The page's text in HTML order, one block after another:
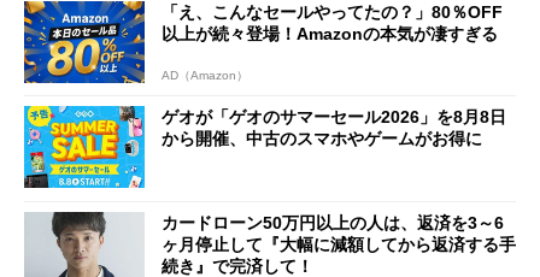
「え、こんなセールやってたの？」80％OFF
以上が続々登場！Amazonの本気が凄すぎる
AD（Amazon）
ゲオが「ゲオのサマーセール2026」を8月8日
から開催、中古のスマホやゲームがお得に
カードローン50万円以上の人は、返済を3～6
ヶ月停止して『大幅に減額してから返済する手
続き』で完済して！